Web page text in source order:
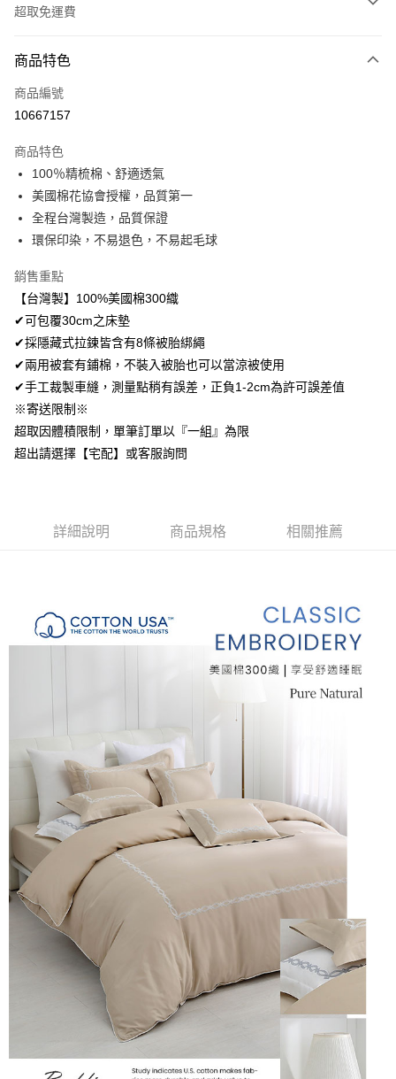
超取免運費
信用卡一次付款
超商取貨付款
Apple Pay
悠遊付
Google Pay
AFTEE先享後付
相關說明
AFTEE先享後付是「在收到商品之後才付款」的支付方式。 讓您購物簡單
便利好安心！
１．簡單：不需註冊會員、不需綁卡、不需儲值。
２．便利：只要手機號碼，簡訊認證，即可結帳。
３．安心：先確認商品／服務後，再付款。
１．於結帳方式選擇「AFTEE先享後付」後，將跳轉至「AFTEE先享後付」
結帳頁面，進行簡訊認證並確認金額後，即可完成結帳。
購買商品的店家。未經商家同意取消之訂單仍視為有效，需透過AFTEE先享
【注意事項】
１．透過由恩沛科技股份有限公司提供之「AFTEE先享後付」服務完成之交
３．未成年的使用者請事先徵得法定代理人或監護人之同意方可使用
「AFTEE先享後付」，若未經同意申辦者引起之損失，本公司不負相關責
任。
４．使用「AFTEE先享後付」時，將依據個別帳號之用戶狀況，依本公司即
時審查核予不同之上限額度；若仍有額度不足之情形，本公司將視審查結果
請求用戶進行身份認證。
５．嚴禁一人註冊多個帳號或使用他人資訊註冊。若發現惡意使用之情形，
恩沛科技股份有限公司將有權停止該用戶之使用額度並採取法律行動。
ATM付款
運送方式
全家取貨付款
免運費
付款後全家取貨
每筆NT$60，滿NT$499(含以上)免運費
宅配
每筆NT$100，滿NT$499(含以上)免運費
商品特色
商品編號
10667157
商品特色
100％精梳棉、舒適透氣
美國棉花協會授權，品質第一
全程台灣製造，品質保證
環保印染，不易退色，不易起毛球
銷售重點
【台灣製】100%美國棉300織
✔可包覆30cm之床墊
✔採隱藏式拉鍊皆含有8條被胎綁繩
✔兩用被套有鋪棉，不裝入被胎也可以當涼被使用
✔手工裁製車縫，測量點稍有誤差，正負1-2cm為許可誤差值
※寄送限制※
超取因體積限制，單筆訂單以『一組』為限
超出請選擇【宅配】或客服詢問
詳細說明 商品規格 相關推薦